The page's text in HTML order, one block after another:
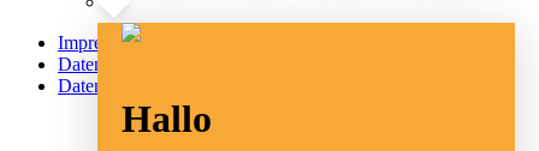
Impressum
Datenschutz
Datenschutz Social Media
Hallo